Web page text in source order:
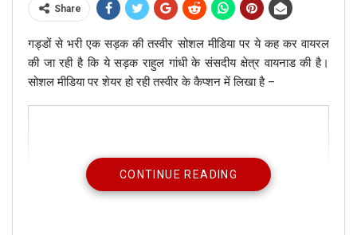
Share
गड्डों से भरी एक सड़क की तस्वीर सोशल मीडिया पर ये कह कर वायरल
की जा रही है कि ये सड़क राहुल गांधी के संसदीय क्षेत्र वायनाड की है।
सोशल मीडिया पर शेयर हो रही तस्वीर के कैप्शन में लिखा है –
CONTINUE READING